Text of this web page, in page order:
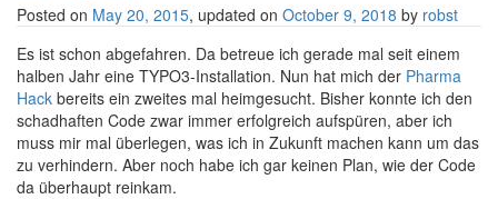
Posted on May 20, 2015, updated on October 9, 2018 by robst
Es ist schon abgefahren. Da betreue ich gerade mal seit einem
halben Jahr eine TYPO3-Installation. Nun hat mich der Pharma
Hack bereits ein zweites mal heimgesucht. Bisher konnte ich den
schadhaften Code zwar immer erfolgreich aufspüren, aber ich
muss mir mal überlegen, was ich in Zukunft machen kann um das
zu verhindern. Aber noch habe ich gar keinen Plan, wie der Code
da überhaupt reinkam.